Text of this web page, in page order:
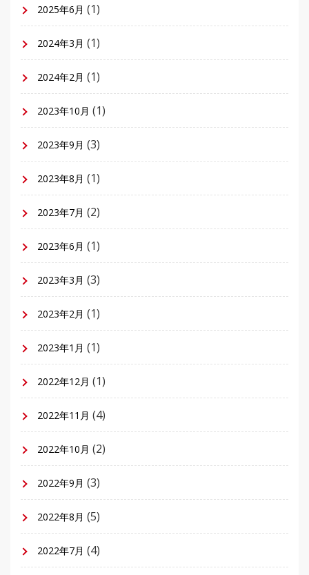
2025年6月 (1)
2024年3月 (1)
2024年2月 (1)
2023年10月 (1)
2023年9月 (3)
2023年8月 (1)
2023年7月 (2)
2023年6月 (1)
2023年3月 (3)
2023年2月 (1)
2023年1月 (1)
2022年12月 (1)
2022年11月 (4)
2022年10月 (2)
2022年9月 (3)
2022年8月 (5)
2022年7月 (4)